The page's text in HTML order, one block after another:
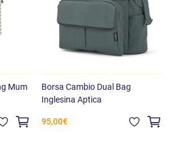
Mum
Borsa Cambio Dual Bag
Inglesina Aptica
95,00€